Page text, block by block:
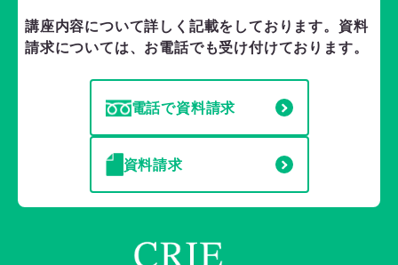
講座内容について詳しく記載をしております。 資料
請求については、お電話でも受け付けております。
電話で資料請求
資料請求